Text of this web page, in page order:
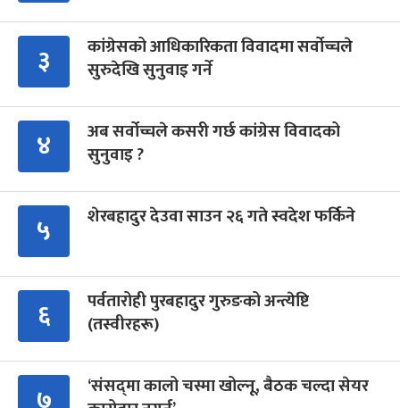
३
कांग्रेसको आधिकारिकता विवादमा सर्वोच्चले
सुरुदेखि सुनुवाइ गर्ने
४
अब सर्वोच्चले कसरी गर्छ कांग्रेस विवादको
सुनुवाइ ?
५ शेरबहादुर देउवा साउन २६ गते स्वदेश फर्किने
६
पर्वतारोही पुरबहादुर गुरुङको अन्त्येष्टि
(तस्वीरहरू)
‘संसद्‍मा कालो चस्मा खोल्नू, बैठक चल्दा सेयर